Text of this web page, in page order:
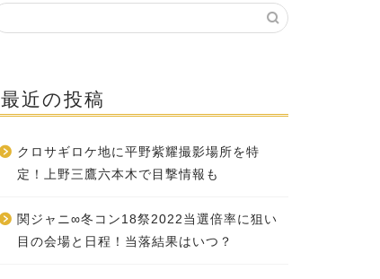
最近の投稿
クロサギロケ地に平野紫耀撮影場所を特
定！上野三鷹六本木で目撃情報も
関ジャニ∞冬コン18祭2022当選倍率に狙い
目の会場と日程！当落結果はいつ？